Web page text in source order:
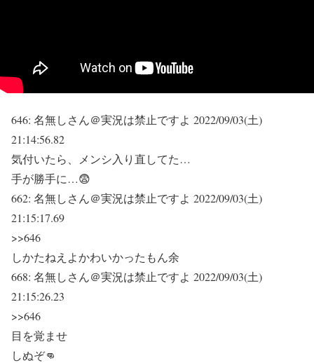
646: 名無しさん＠実況は禁止ですよ 2022/09/03(土)
21:14:56.82
気付いたら、メンシ入り直してた…
手が勝手に…😨
662: 名無しさん＠実況は禁止ですよ 2022/09/03(土)
21:15:17.69
>>646
しかたねえよかわいかったもん余
668: 名無しさん＠実況は禁止ですよ 2022/09/03(土)
21:15:26.23
>>646
目を覚ませ
しぬぞ👊